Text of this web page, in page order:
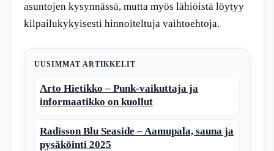
asuntojen kysynnässä, mutta myös lähiöistä löytyy
kilpailukykyisesti hinnoiteltuja vaihtoehtoja.
UUSIMMAT ARTIKKELIT
Arto Hietikko – Punk-vaikuttaja ja
informaatikko on kuollut
Radisson Blu Seaside – Aamupala, sauna ja
pysäköinti 2025